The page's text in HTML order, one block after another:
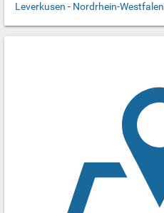
Leverkusen - Nordrhein-Westfalen